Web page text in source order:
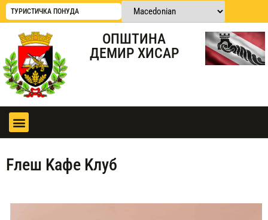
ТУРИСТИЧКА ПОНУДА
ОПШТИНА
ДЕМИР ХИСАР
Fлеш Kафе Kлуб